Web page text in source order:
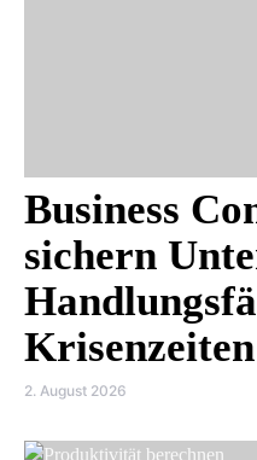
Business
sichern
Krisenzeiten
2. August 2026